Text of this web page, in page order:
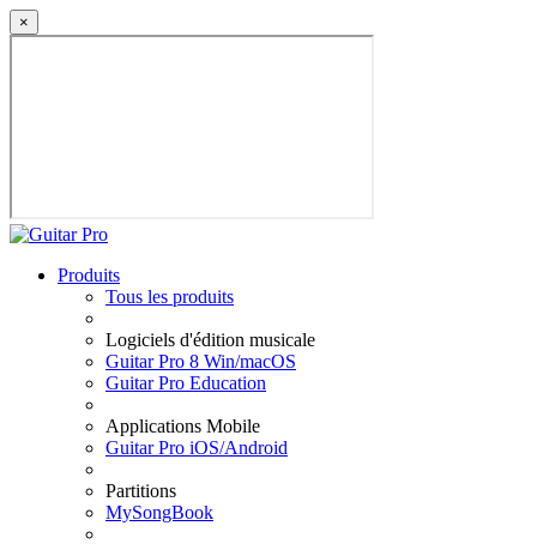
×
Produits
Tous les produits
Logiciels d'édition musicale
Guitar Pro 8 Win/macOS
Guitar Pro Education
Applications Mobile
Guitar Pro iOS/Android
Partitions
MySongBook